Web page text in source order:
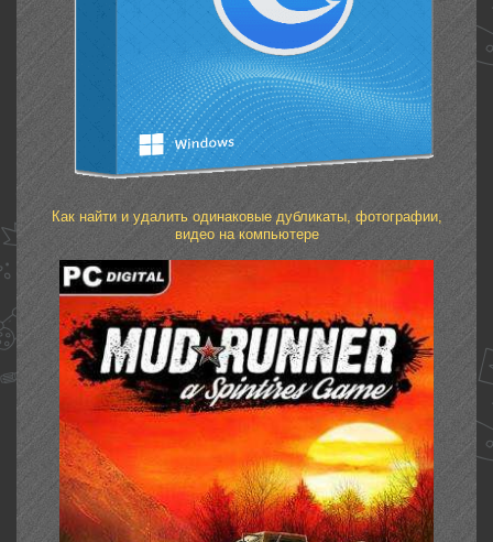
Как найти и удалить одинаковые дубликаты, фотографии,
видео на компьютере